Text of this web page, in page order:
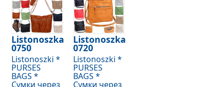
Listonoszka
0750
Listonoszki *
PURSES
BAGS *
Сумки через
Listonoszka
0720
Listonoszki *
PURSES
BAGS *
Сумки через